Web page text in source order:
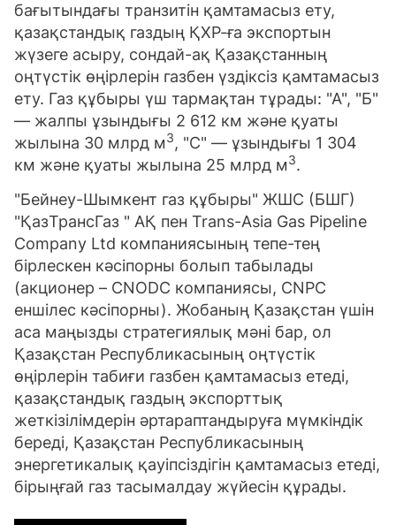
бағытындағы транзитін қамтамасыз ету,
қазақстандық газдың ҚХР-ға экспортын
жүзеге асыру, сондай-ақ Қазақстанның
оңтүстік өңірлерін газбен үздіксіз қамтамасыз
ету. Газ құбыры үш тармақтан тұрады: "А", "Б"
— жалпы ұзындығы 2 612 км және қуаты
жылына 30 млрд м3, "С" — ұзындығы 1 304
км және қуаты жылына 25 млрд м3.
"Бейнеу-Шымкент газ құбыры" ЖШС (БШГ)
"ҚазТрансГаз " АҚ пен Trans-Asia Gas Pipeline
Company Ltd компаниясының тепе-тең
бірлескен кәсіпорны болып табылады
(акционер – CNODC компаниясы, CNPC
еншілес кәсіпорны). Жобаның Қазақстан үшін
аса маңызды стратегиялық мәні бар, ол
Қазақстан Республикасының оңтүстік
өңірлерін табиғи газбен қамтамасыз етеді,
қазақстандық газдың экспорттық
жеткізілімдерін әртараптандыруға мүмкіндік
береді, Қазақстан Республикасының
энергетикалық қауіпсіздігін қамтамасыз етеді,
бірыңғай газ тасымалдау жүйесін құрады.